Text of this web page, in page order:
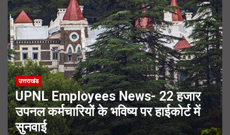
उत्तराखंड
UPNL Employees News- 22 हजार
उपनल कर्मचारियों के भविष्य पर हाईकोर्ट में
सुनवाई